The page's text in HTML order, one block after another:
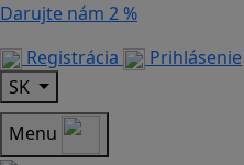
Darujte nám 2 %
Registrácia
Prihlásenie
SK
Menu